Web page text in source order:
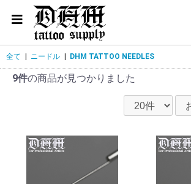
全て | ニードル | DHM TATTOO NEEDLES
9件の商品が見つかりました